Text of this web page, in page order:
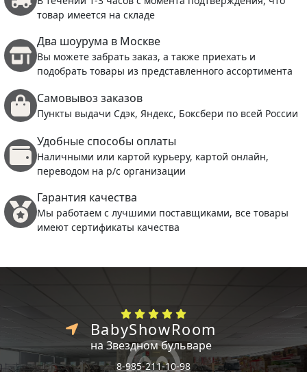
товар имеется на складе
Два шоурума в Москве
Вы можете забрать заказ, а также приехать и
подобрать товары из представленного ассортимента
Самовывоз заказов
Пункты выдачи Сдэк, Яндекс, Боксбери по всей России
Удобные способы оплаты
Наличными или картой курьеру, картой онлайн,
переводом на р/с организации
Гарантия качества
Мы работаем с лучшими поставщиками, все товары
имеют сертификаты качества
BabyShowRoom
на Звездном бульваре
8-985-211-10-98